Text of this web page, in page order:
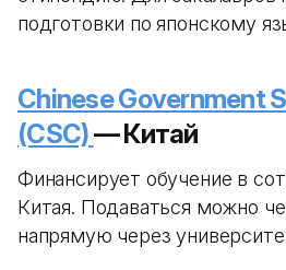
подготовки по японскому
Chinese Government
(CSC)— Китай
Финансирует обучение в
Китая. Подаваться можно
напрямую через